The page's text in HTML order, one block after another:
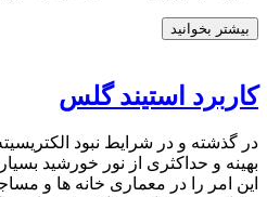
بیشتر بخوانید
کاربرد استیند گلس
در گذشته و در شرایط نبود
بهینه و حداکثری از نور خورشید
این امر را در معماری خانه ها و